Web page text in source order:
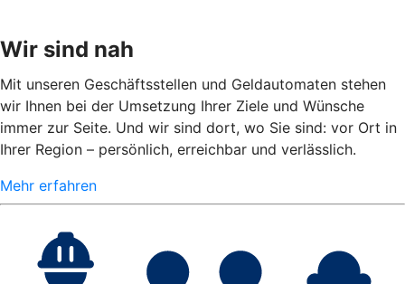
Wir sind nah
Mit unseren Geschäftsstellen und Geldautomaten stehen
wir Ihnen bei der Umsetzung Ihrer Ziele und Wünsche
immer zur Seite. Und wir sind dort, wo Sie sind: vor Ort in
Ihrer Region – persönlich, erreichbar und verlässlich.
Mehr erfahren